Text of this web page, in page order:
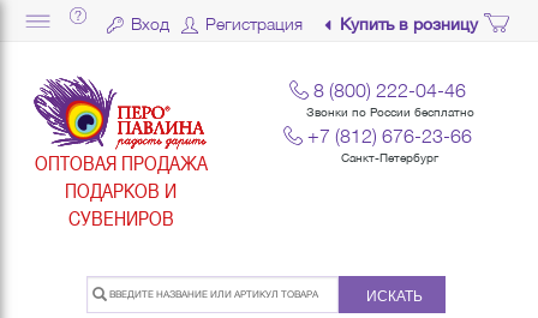
Вход Регистрация Купить в розницу
ОПТОВАЯ ПРОДАЖА
ПОДАРКОВ И
СУВЕНИРОВ
8 (800) 222-04-46
Звонки по России бесплатно
+7 (812) 676-23-66
Санкт-Петербург
ИСКАТЬ